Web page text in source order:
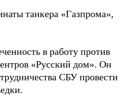
танкера «Газпрома»,
в работу против
«Русский дом». Он
СБУ провести